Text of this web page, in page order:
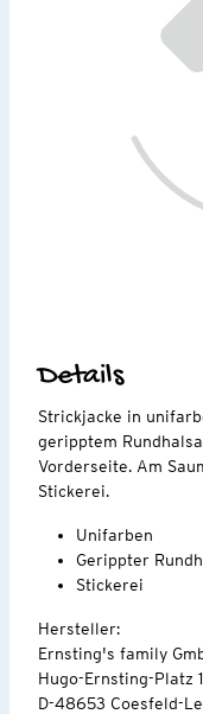
Details
Strickjacke in
geripptem
Vorderseite. Am
Stickerei.
Unifarben
Gerippter
Stickerei
Hersteller:
Ernsting's family
Hugo-Ernsting-Platz 1
D-48653 Coesfeld-